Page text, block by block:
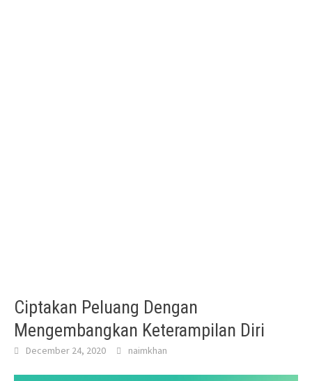
Ciptakan Peluang Dengan
Mengembangkan Keterampilan Diri
December 24, 2020 naimkhan